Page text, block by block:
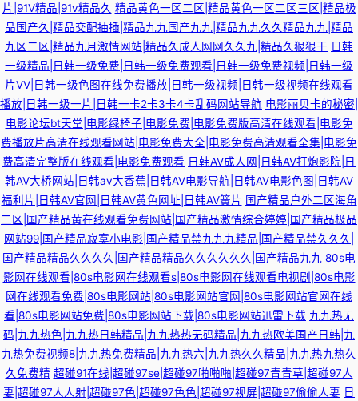
片|91V精品|91v精品久 精品黄色一区二区|精品黄色一区二区三区|精品极
品国产久|精品交配抽插|精品九九国产九九|精品九九久久精品九九|精品
九区二区|精品九月激情网站|精品久成人网网久久九|精品久狠狠干 日韩
一级精品|日韩一级免费|日韩一级免费观看|日韩一级免费视频|日韩一级
片VV|日韩一级色图在线免费播放|日韩一级视频|日韩一级视频在线观看
播放|日韩一级一片|日韩一卡2卡3卡4卡乱码网站导航 电影丽贝卡的秘密|
电影论坛bt天堂|电影绿椅子|电影免费|电影免费版高清在线观看|电影免
费播放片高清在线观看网站|电影免费大全|电影免费高清观看全集|电影免
费高清完整版在线观看|电影免费观看 日韩AV成人网|日韩AV打炮影院|日
韩AV大桥网站|日韩av大香蕉|日韩AV电影导航|日韩AV电影色图|日韩AV
福利片|日韩AV官网|日韩AV黄色网址|日韩AV簧片 国产精品户外二区海角
二区|国产精品黄在线观看免费网站|国产精品激情综合婷婷|国产精品极品
网站99|国产精品寂寞小电影|国产精品禁九九九精品|国产精品禁久久久|
国产精品精品久久久久|国产精品精品久久久久久久|国产精品九九 80s电
影网在线观看|80s电影网在线观看s|80s电影网在线观看电视剧|80s电影
网在线观看免费|80s电影网站|80s电影网站官网|80s电影网站官网在线
看|80s电影网站免费|80s电影网站下载|80s电影网站迅雷下载 九九热无
码|九九热色|九九热日韩精品|九九热热无码精品|九九热欧美国产日韩|九
九热免费视频8|九九热免费精品|九九热六|九九热久久精品|九九热九热久
久免费精 超碰91在线|超碰97se|超碰97啪啪啪|超碰97青青草|超碰97人
妻|超碰97人人射|超碰97色|超碰97色色|超碰97视屏|超碰97偷偷人妻 日